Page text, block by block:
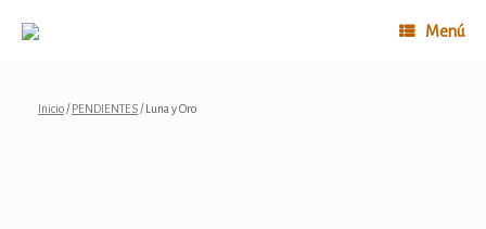
Menú
Inicio /PENDIENTES / Luna y Oro